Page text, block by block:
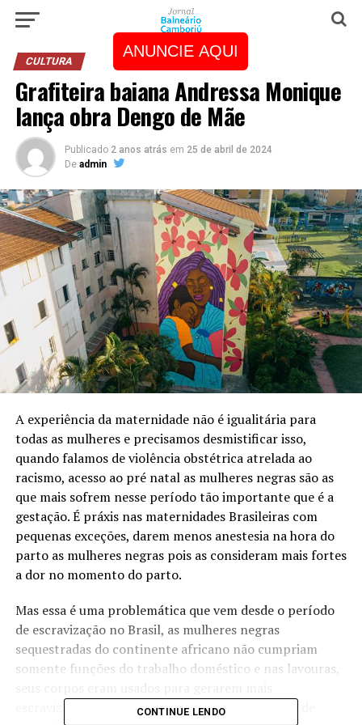
ANUNCIE AQUI
CULTURA
Grafiteira baiana Andressa Monique
lança obra Dengo de Mãe
Publicado 2 anos atrás em 25 de abril de 2024
De admin
A experiência da maternidade não é igualitária para
todas as mulheres e precisamos desmistificar isso,
quando falamos de violência obstétrica atrelada ao
racismo, acesso ao pré natal as mulheres negras são as
que mais sofrem nesse período tão importante que é a
gestação. É práxis nas maternidades Brasileiras com
pequenas exceções, darem menos anestesia na hora do
parto as mulheres negras pois as consideram mais fortes
a dor no momento do parto.
Mas essa é uma problemática que vem desde o período
de escravização no Brasil, as mulheres negras
sequestradas do continente africano não cumpriam
somente funções do trabalho doméstico e nas lavouras,
escravizados através da violência dos traficantes de
CONTINUE LENDO